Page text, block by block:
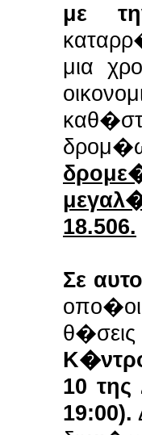
με
μια
18.506.
Σε
10
19:00).